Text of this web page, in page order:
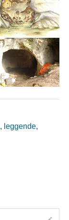
, leggende,